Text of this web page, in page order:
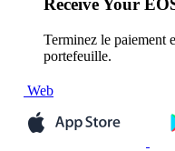
ReceiveYour
Terminez le paiement
portefeuille.
Web